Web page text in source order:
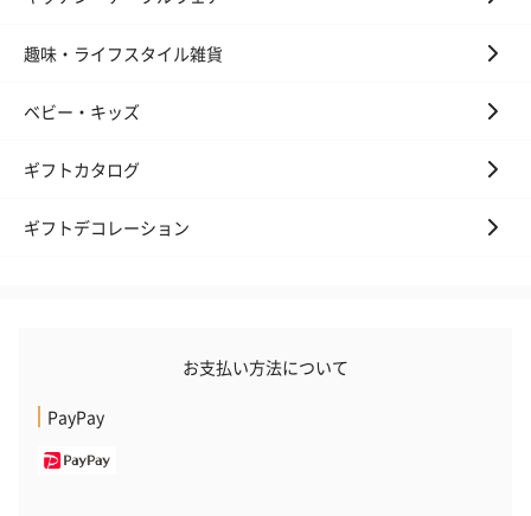
趣味・ライフスタイル雑貨
ベビー・キッズ
ギフトカタログ
ギフトデコレーション
お支払い方法について
PayPay